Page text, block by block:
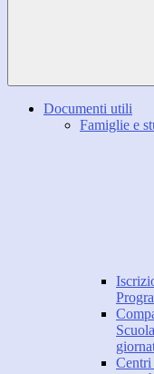
Documenti utili
Famiglie e
Centri